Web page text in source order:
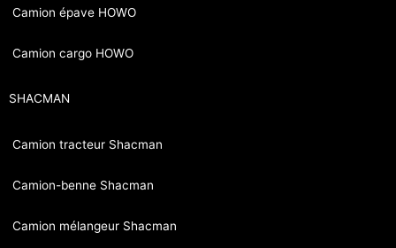
Camion épave HOWO
Camion cargo HOWO
SHACMAN
Camion tracteur Shacman
Camion-benne Shacman
Camion mélangeur Shacman